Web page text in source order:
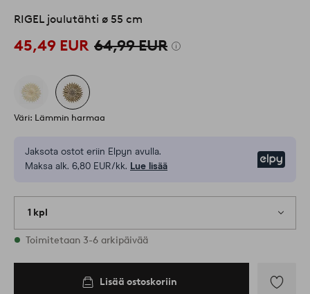
RIGEL joulutähti ø 55 cm
45,49 EUR 64,99 EUR
Väri: Lämmin harmaa
Jaksota ostot eriin Elpyn avulla.
Maksa alk. 6,80 EUR/kk. Lue lisää
1 kpl
Varastossa
Toimitetaan 3-6 arkipäivää
Lisää ostoskoriin